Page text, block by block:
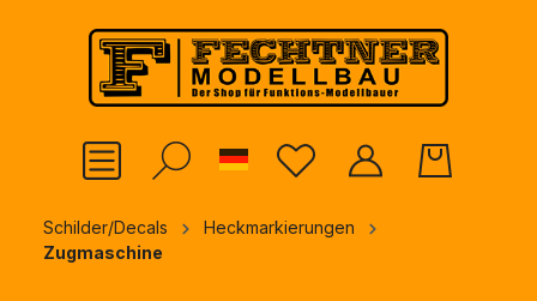
springen
German
Schilder/Decals
Heckmarkierungen
Zugmaschine